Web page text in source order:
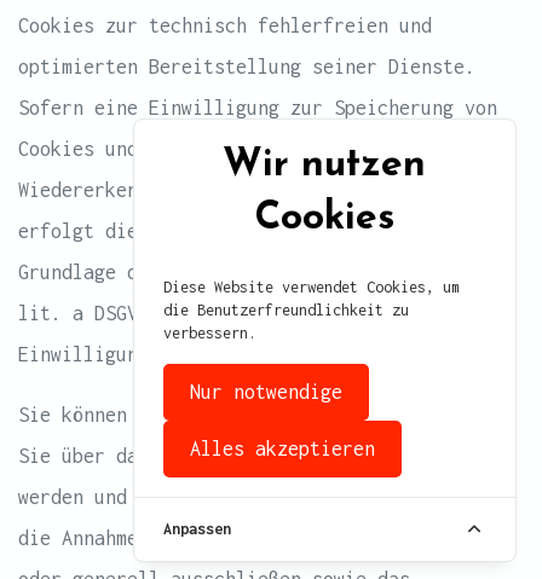
Cookies zur technisch fehlerfreien und
optimierten Bereitstellung seiner Dienste.
Sofern eine Einwilligung zur Speicherung von
Cookies und vergleichbaren
Wiedererkennungstechnologien abgefragt wurde,
erfolgt die Verarbeitung ausschließlich auf
Grundlage dieser Einwilligung (Art. 6 Abs. 1
lit. a DSGVO und § 25 Abs. 1 TDDDG); die
Einwilligung ist jederzeit widerrufbar.
Sie können Ihren Browser so einstellen, dass
Sie über das Setzen von Cookies informiert
werden und Cookies nur im Einzelfall erlauben,
die Annahme von Cookies für bestimmte Fälle
Wir nutzen
Cookies
Diese Website verwendet Cookies, um
die Benutzerfreundlichkeit zu
verbessern.
Nur notwendige
Alles akzeptieren
Anpassen